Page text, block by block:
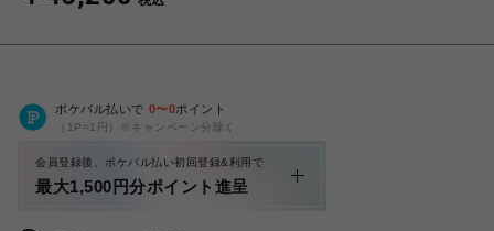
ポケパル払いで 0〜0ポイント
（1P=1円）※キャンペーン分除く
会員登録後、ポケパル払い初回登録&利用で
最大1,500円分ポイント進呈